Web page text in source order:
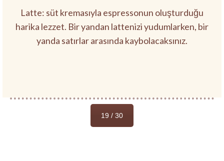
Latte: süt kremasıyla espressonun oluşturduğu
harika lezzet. Bir yandan lattenizi yudumlarken, bir
yanda satırlar arasında kaybolacaksınız.
19 / 30